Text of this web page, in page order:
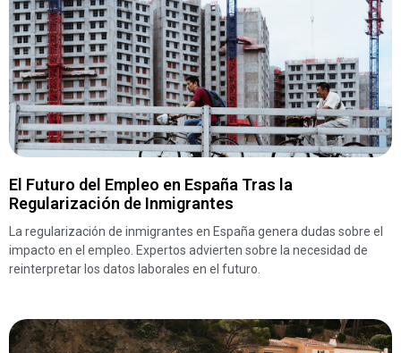
El Futuro del Empleo en España Tras la
Regularización de Inmigrantes
La regularización de inmigrantes en España genera dudas sobre el
impacto en el empleo. Expertos advierten sobre la necesidad de
reinterpretar los datos laborales en el futuro.